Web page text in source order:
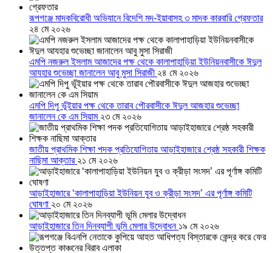
রূপগঞ্জে মাদকবিরোধী অভিযানে বিদেশি মদ-ইয়াবাসহ ৩ মাদক কারবারি গ্রেফতার
২৪ মে ২০২৬
এমপি নজরুল ইসলাম আজাদের পক্ষ থেকে কালাপাহাড়িয়া ইউনিয়নবাসীকে ঈদুল
আযহার শুভেচ্ছা জানালেন আবু মুসা সিরাজী ২৪ মে ২০২৬
এমপি দিপু ভূঁইয়ার পক্ষ থেকে তারাব পৌরবাসীকে ঈদুল আজহার শুভেচ্ছা
জানালেন কে এম সিয়াম ২৩ মে ২০২৬
জাতীয় প্রাথমিক শিক্ষা পদক প্রতিযোগিতায় আড়াইহাজারে শ্রেষ্ঠ সহকারী শিক্ষক
নাছিমা আক্তার ২১ মে ২০২৬
আড়াইহাজারে ‘কালাপাহাড়িয়া ইউনিয়ন যুব ও ক্রীড়া সংসদ’ এর পূর্ণাঙ্গ কমিটি
ঘোষণা ২০ মে ২০২৬
আড়াইহাজারে তিন দিনব্যাপী ভূমি মেলার উদ্বোধন ১৯ মে ২০২৬